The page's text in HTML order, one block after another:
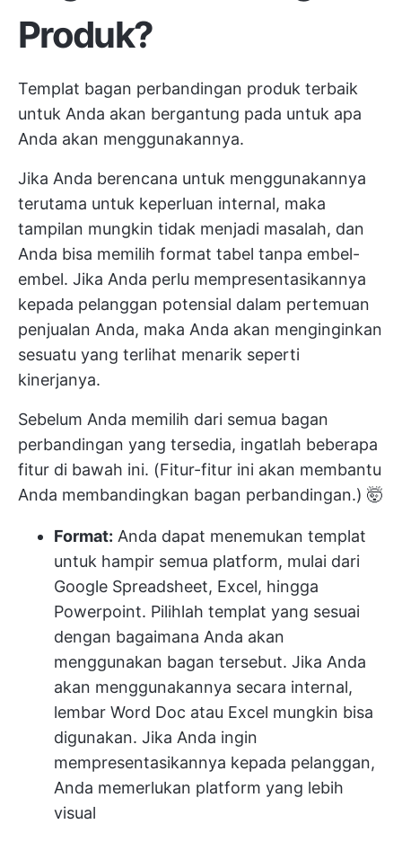
Produk?
Templat bagan perbandingan produk terbaik
untuk Anda akan bergantung pada untuk apa
Anda akan menggunakannya.
Jika Anda berencana untuk menggunakannya
terutama untuk keperluan internal, maka
tampilan mungkin tidak menjadi masalah, dan
Anda bisa memilih format tabel tanpa embel-
embel. Jika Anda perlu mempresentasikannya
kepada pelanggan potensial dalam pertemuan
penjualan Anda, maka Anda akan menginginkan
sesuatu yang terlihat menarik seperti
kinerjanya.
Sebelum Anda memilih dari semua bagan
perbandingan yang tersedia, ingatlah beberapa
fitur di bawah ini. (Fitur-fitur ini akan membantu
Anda membandingkan bagan perbandingan.) 🤯
Format: Anda dapat menemukan templat
untuk hampir semua platform, mulai dari
Google Spreadsheet, Excel, hingga
Powerpoint. Pilihlah templat yang sesuai
dengan bagaimana Anda akan
menggunakan bagan tersebut. Jika Anda
akan menggunakannya secara internal,
lembar Word Doc atau Excel mungkin bisa
digunakan. Jika Anda ingin
mempresentasikannya kepada pelanggan,
Anda memerlukan platform yang lebih
visual